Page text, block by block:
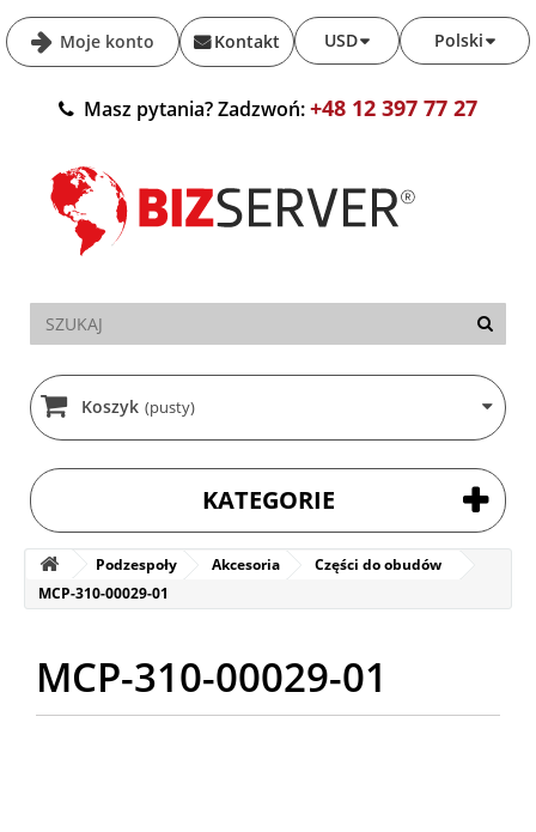
Moje konto Polski
USD
Kontakt
Masz pytania? Zadzwoń:+48 12 397 77 27
Koszyk (pusty)
KATEGORIE
Podzespoły Akcesoria
Części do obudów
MCP-310-00029-01
MCP-310-00029-01